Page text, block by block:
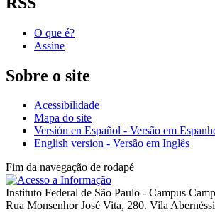
O que é?
Assine
Sobre o site
Acessibilidade
Mapa do site
Versión en Español - Versão em
English version - Versão em Inglês
Fim da navegação de rodapé
Instituto Federal de São Paulo - Campus
Rua Monsenhor José Vita, 280. Vila